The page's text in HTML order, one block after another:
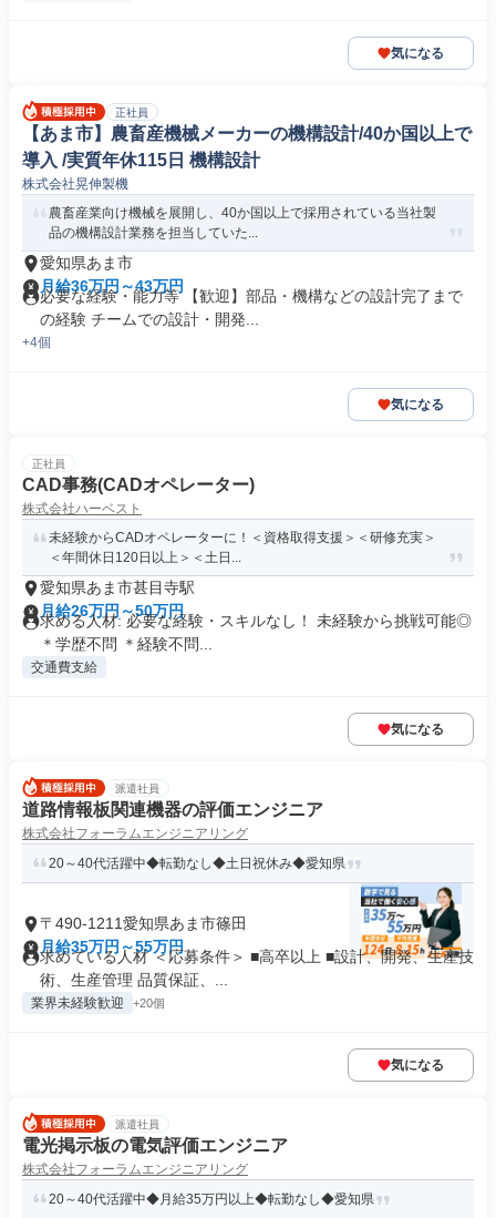
気になる
正社員
【あま市】農畜産機械メーカーの機構設計/40か国以上で
導入 /実質年休115日 機構設計
株式会社晃伸製機
農畜産業向け機械を展開し、40か国以上で採用されている当社製
品の機構設計業務を担当していた...
愛知県あま市
月給36万円～43万円
必要な経験・能力等 【歓迎】部品・機構などの設計完了まで
の経験 チームでの設計・開発...
+4個
気になる
正社員
CAD事務(CADオペレーター)
株式会社ハーベスト
未経験からCADオペレーターに！＜資格取得支援＞＜研修充実＞
＜年間休日120日以上＞＜土日...
愛知県あま市甚目寺駅
月給26万円～50万円
求める人材: 必要な経験・スキルなし！ 未経験から挑戦可能◎
＊学歴不問 ＊経験不問...
交通費支給
気になる
派遣社員
道路情報板関連機器の評価エンジニア
株式会社フォーラムエンジニアリング
20～40代活躍中◆転勤なし◆土日祝休み◆愛知県
〒490-1211愛知県あま市篠田
月給35万円～55万円
求めている人材 ＜応募条件＞ ■高卒以上 ■設計、開発、生産技
術、生産管理 品質保証、...
業界未経験歓迎 +20個
気になる
派遣社員
電光掲示板の電気評価エンジニア
株式会社フォーラムエンジニアリング
20～40代活躍中◆月給35万円以上◆転勤なし◆愛知県